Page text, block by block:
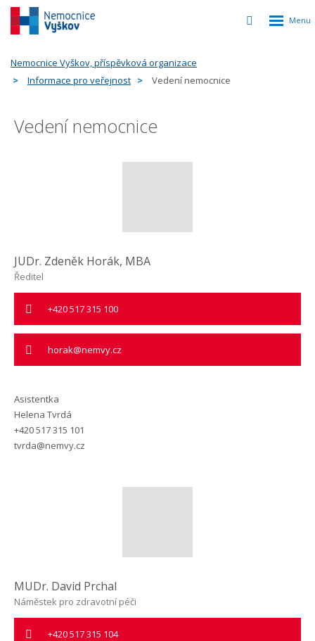
Vyhledávání
Rozbalení
Nemocnice Vyškov, příspěvková organizace
Informace pro veřejnost
Vedení nemocnice
Vedení nemocnice
JUDr. Zdeněk Horák, MBA
Ředitel
+420 517 315 100
horak@nemvy.cz
Asistentka
Helena Tvrdá
+420 517 315 101
tvrda@nemvy.cz
MUDr. David Prchal
Náměstek pro zdravotní péči
+420 517 315 104